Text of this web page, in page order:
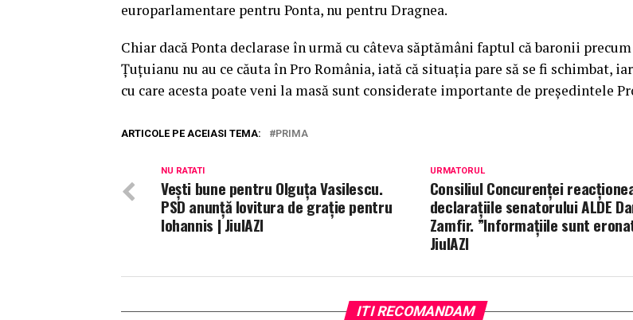
europarlamentare pentru Ponta, nu pentru Dragnea.
Chiar dacă Ponta declarase în urmă cu câteva săptămâni faptul că baronii
Țuţuianu nu au ce căuta în Pro România, iată că situaţia pare să se fi schimbat,
cu care acesta poate veni la masă sunt considerate importante de preşedintele
ARTICOLE PE ACEIASI TEMA: PRIMA
URMATORUL
Consiliul Concurenței
declarațiile senatorului ALDE
Zamfir. ”Informațiile sunt
JiulAZI
NU RATATI
Vești bune pentru Olguța Vasilescu.
PSD anunță lovitura de grație pentru
Iohannis | JiulAZI
ITI RECOMANDAM